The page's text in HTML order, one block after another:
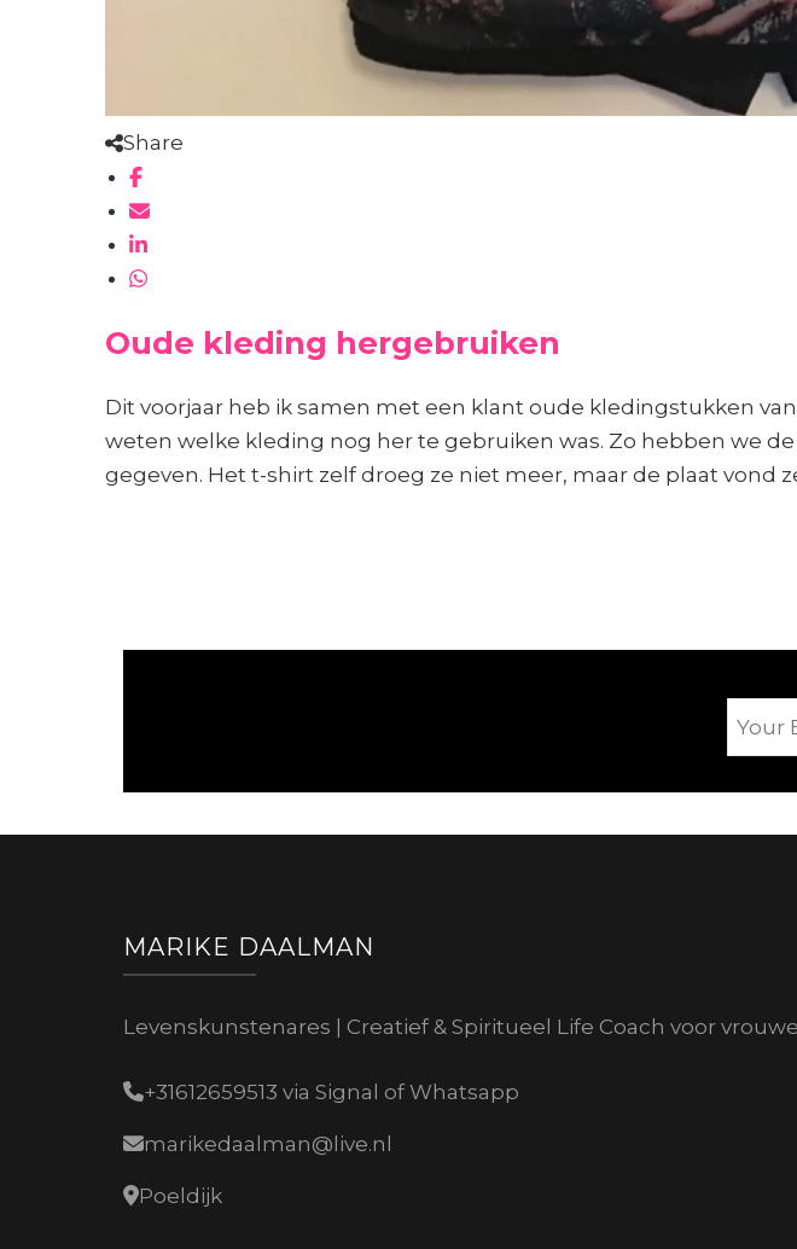
Share
Oude kleding hergebruiken
Dit voorjaar heb ik samen met een klant oude kledingstukken
weten welke kleding nog her te gebruiken was. Zo hebben we
gegeven. Het t-shirt zelf droeg ze niet meer, maar de plaat vond
MARIKE DAALMAN
Levenskunstenares | Creatief & Spiritueel Life Coach voor
+31612659513 via Signal of Whatsapp
marikedaalman@live.nl
Poeldijk